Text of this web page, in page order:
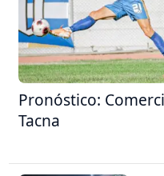
Pronóstico:
Tacna